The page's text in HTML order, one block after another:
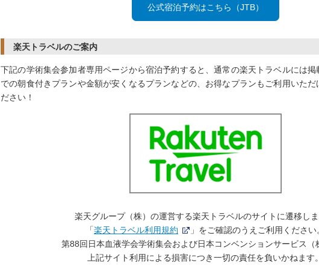
公式宿泊予約はこちら（JTB）
楽天トラベルのご案内
下記の学術集会参加者専用ページから宿泊予約すると、通常の楽天トラベルには掲
での朝食付きプランや金額が安くなるプランなどの、お得なプランもご利用いただ
ださい！
楽天グループ（株）の運営する楽天トラベルのサイトに遷移しま
「楽天トラベル利用規約
」をご確認のうえご利用ください
第88回日本血液学会学術集会および日本コンベンションサービス（
上記サイト利用による損害につき一切の責任を負いかねます。